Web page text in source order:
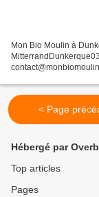
Mon Bio Moulin à
< Page
Hébergé par
Top articles
Pages